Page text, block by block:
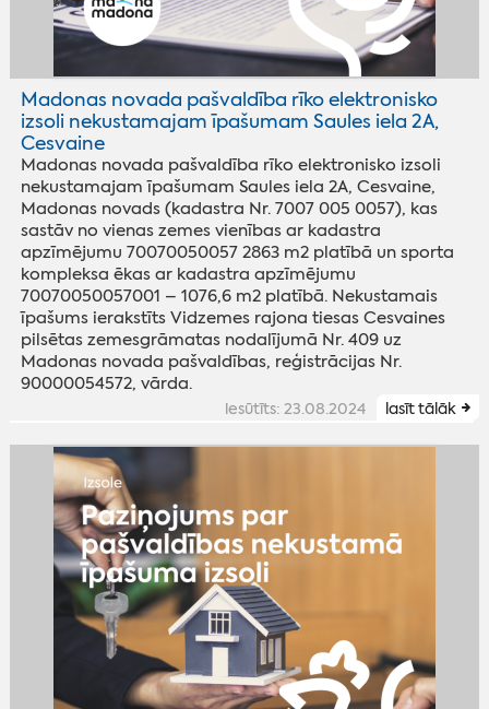
Madonas novada pašvaldība rīko elektronisko
izsoli nekustamajam īpašumam Saules iela 2A,
Cesvaine
Madonas novada pašvaldība rīko elektronisko izsoli
nekustamajam īpašumam Saules iela 2A, Cesvaine,
Madonas novads (kadastra Nr. 7007 005 0057), kas
sastāv no vienas zemes vienības ar kadastra
apzīmējumu 70070050057 2863 m2 platībā un sporta
kompleksa ēkas ar kadastra apzīmējumu
70070050057001 – 1076,6 m2 platībā. Nekustamais
īpašums ierakstīts Vidzemes rajona tiesas Cesvaines
pilsētas zemesgrāmatas nodalījumā Nr. 409 uz
Madonas novada pašvaldības, reģistrācijas Nr.
90000054572, vārda.
iesūtīts: 23.08.2024 lasīt tālāk